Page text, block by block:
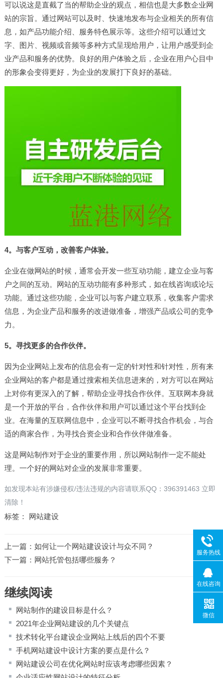
可以说这是直截了当的帮助企业的观点，相信也是大多数企业网
站的宗旨。通过网站可以及时、快速地发布与企业相关的所有信
息，如产品功能介绍、服务特色展示等。这些介绍可以通过文
字、图片、视频或音频等多种方式呈现给用户，让用户感受到企
业产品和服务的优势。良好的用户体验之后，企业在用户心目中
的形象会变得更好，为企业的发展打下良好的基础。
4。与客户互动，改善客户体验。
企业在做网站的时候，通常会开发一些互动功能，建立企业与客
户之间的互动。网站的互动功能有多种形式，如在线咨询或论坛
功能。通过这些功能，企业可以与客户建立联系，收集客户需求
信息，为企业产品和服务的改进做准备，增强产品或公司的竞争
力。
5。寻找更多的合作伙伴。
因为企业网站上发布的信息会有一定的针对性和针对性，所有来
企业网站的客户都是通过搜索相关信息进来的，对方可以在网站
上对你有更深入的了解，帮助企业寻找合作伙伴。互联网本身就
是一个开放的平台，合作伙伴和用户可以通过这个平台找到企
业。在海量的互联网信息中，企业可以不断寻找合作机会，与合
适的商家合作，为寻找合资企业和合作伙伴做准备。
这是网站制作对于企业的重要作用，所以网站制作一定不能处
理。一个好的网站对企业的发展非常重要。
如发现本站有涉嫌侵权/违法违规的内容请联系QQ：396391463 立即
清除！
标签： 网站建设
上一篇： 如何让一个网站建设设计与众不同？
下一篇： 网站托管包括哪些服务？
继续阅读
网站制作的建设目标是什么？
2021年企业网站建设的几个关键点
技术转化平台建设企业网站上线后的四个不要
手机网站建设中设计方案的要点是什么？
网站建设公司在优化网站时应该考虑哪些因素？
服务热线
在线咨询
微信